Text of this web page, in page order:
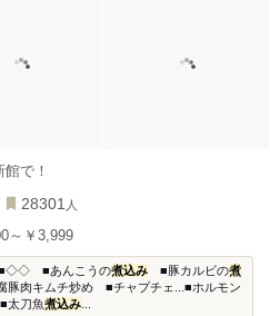
で！
28301 人
～￥3,999
■◇◇ ■あんこうの煮込み ■豚カルビの煮
肉キムチ炒め ■チャプチェ...■ホルモン
刀魚煮込み